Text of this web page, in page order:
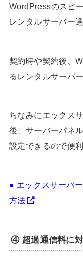
WordPressのスピ
レンタルサーバー
契約時や契約後、
るレンタルサーバ
ちなみにエックス
後、サーバーパネ
設定できるので便利
● エックスサーバ
方法
④ 超過通信料に